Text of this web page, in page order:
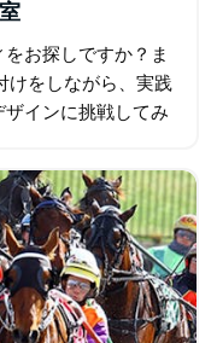
お探しですか？ま
けをしながら、実践
インに挑戦してみ
。…